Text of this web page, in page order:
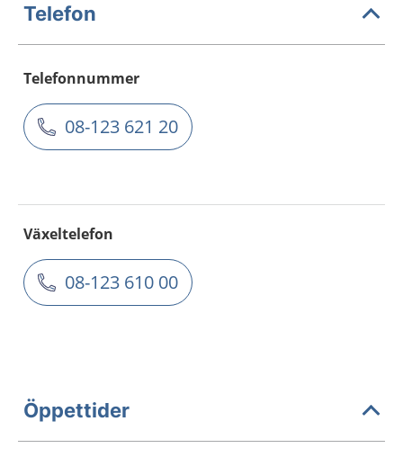
Telefon
Telefonnummer
08-123 621 20
Växeltelefon
08-123 610 00
Öppettider